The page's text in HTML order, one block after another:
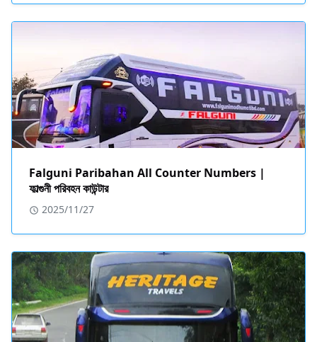
Falguni Paribahan All Counter Numbers |
ফাল্গুনী পরিবহন কাউন্টার
2025/11/27